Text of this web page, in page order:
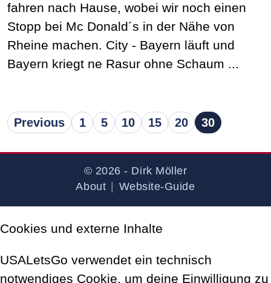
fahren nach Hause, wobei wir noch einen
Stopp bei Mc Donald´s in der Nähe von
Rheine machen. City - Bayern läuft und
Bayern kriegt ne Rasur ohne Schaum ...
Previous 1 5 10 15 20 30
© 2026 - Dirk Möller
About
Website-Guide
Cookies und externe Inhalte
USALetsGo verwendet ein technisch
notwendiges Cookie, um deine Einwilligung zu